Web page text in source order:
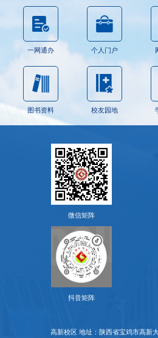
一网通办 个人门户
图书资料 校友园地
微信矩阵
抖音矩阵
高新校区 地址：陕西省宝鸡市高新